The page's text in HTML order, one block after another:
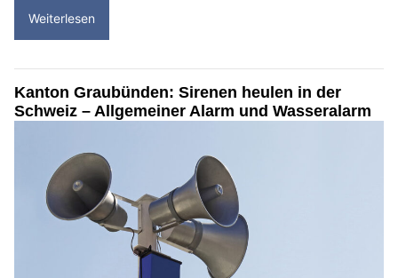
Weiterlesen
Kanton Graubünden: Sirenen heulen in der
Schweiz – Allgemeiner Alarm und Wasseralarm